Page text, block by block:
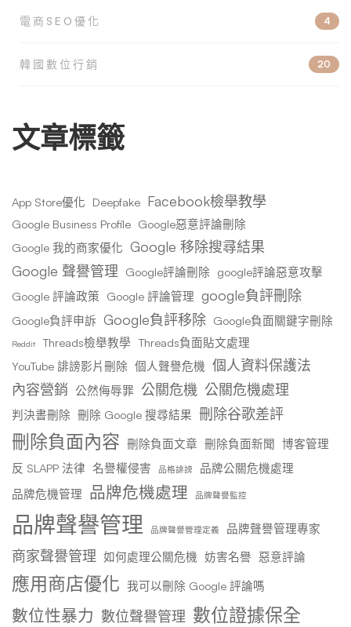
電商SEO優化 4
韓國數位行銷 20
文章標籤
App Store優化 Deepfake Facebook檢舉教學
Google Business Profile Google惡意評論刪除
Google 我的商家優化 Google 移除搜尋結果
Google 聲譽管理 Google評論刪除 google評論惡意攻擊
Google 評論政策 Google 評論管理 google負評刪除
Google負評申訴 Google負評移除 Google負面關鍵字刪除
Reddit Threads檢舉教學 Threads負面貼文處理
YouTube 誹謗影片刪除 個人聲譽危機 個人資料保護法
內容營銷 公然侮辱罪 公關危機 公關危機處理
判決書刪除 刪除 Google 搜尋結果 刪除谷歌差評
刪除負面內容 刪除負面文章 刪除負面新聞 博客管理
反 SLAPP 法律 名譽權侵害 品格誹謗
品牌公關危機處理
品牌危機管理 品牌危機處理 品牌聲譽監控
品牌聲譽管理 品牌聲譽管理定義 品牌聲譽管理專家
商家聲譽管理 如何處理公關危機 妨害名譽 惡意評論
應用商店優化 我可以刪除 Google 評論嗎
數位性暴力 數位聲譽管理 數位證據保全